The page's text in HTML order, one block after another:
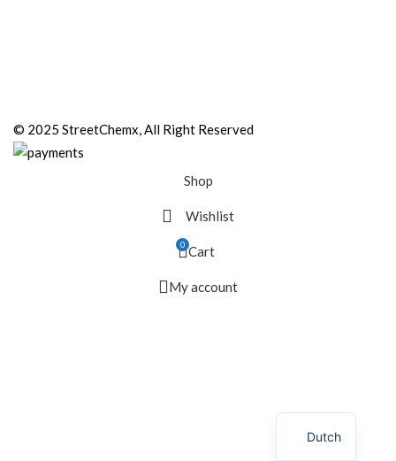
© 2025 StreetChemx, All Right Reserved
Shop
Wishlist
0 Cart
My account
Dutch